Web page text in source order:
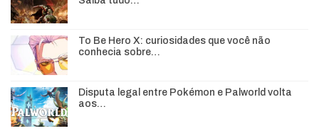
To Be Hero X: curiosidades que você não
conhecia sobre…
Disputa legal entre Pokémon e Palworld volta
aos…